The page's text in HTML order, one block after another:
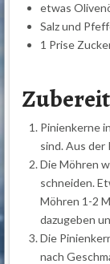
etwas
Salz und
1 Prise
Pinienkerne
sind. Aus
Die Möhren
schneiden.
Möhren 1-2
dazugeben
Die
nach